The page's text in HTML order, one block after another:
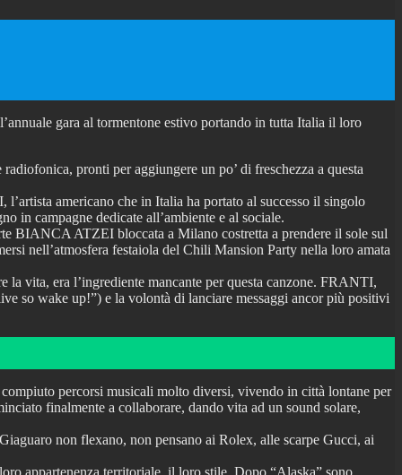
gara al tormentone estivo portando in tutta Italia il loro
pronti per aggiungere un po’ di freschezza a questa
americano che in Italia ha portato al successo il singolo
in campagne dedicate all’ambiente e al sociale.
BIANCA ATZEI bloccata a Milano costretta a prendere il sole sul
nell’atmosfera festaiola del Chili Mansion Party nella loro amata
vita, era l’ingrediente mancante per questa canzone. FRANTI,
so wake up!”) e la volontà di lanciare messaggi ancor più positivi
percorsi musicali molto diversi, vivendo in città lontane per
finalmente a collaborare, dando vita ad un sound solare,
non flexano, non pensano ai Rolex, alle scarpe Gucci, ai
appartenenza territoriale, il loro stile. Dopo “Alaska” sono